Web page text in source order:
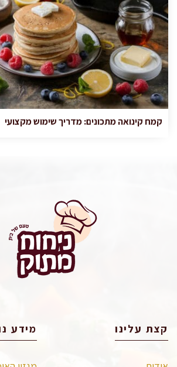
קמח קינואה מתכונים: מדריך שימוש מקצועי
קצת עלינו מידע